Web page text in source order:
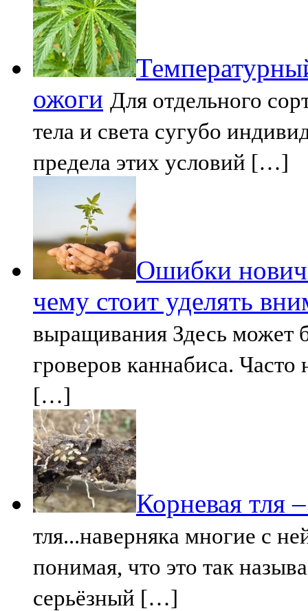
ожоги Для отдельного
тела и света сугубо
предела этих условий […]
Ошибки
чему стоит уделять
выращивания Здесь
гроверов каннабиса.
[…]
Корневая тля
тля...наверняка многие с
понимая, что это так
серьёзный […]